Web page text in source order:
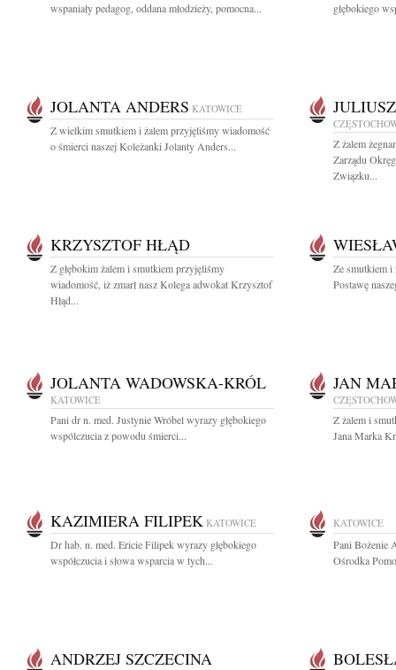
wspaniały pedagog, oddana młodzieży, pomocna...
głębokiego
JOLANTA ANDERS KATOWICE
Z wielkim smutkiem i żalem przyjęliśmy wiadomość
o śmierci naszej Koleżanki Jolanty Anders...
Z żalem
Zarządu
Związku...
KRZYSZTOF HŁĄD
Z głębokim żalem i smutkiem przyjęliśmy
wiadomość, iż zmarł nasz Kolega adwokat Krzysztof
Hłąd...
Ze smutkiem i
Postawę
JOLANTA WADOWSKA-KRÓL
KATOWICE
Pani dr n. med. Justynie Wróbel wyrazy głębokiego
wspólczucia z powodu śmierci...
JAN
Z żalem i
Jana Marka
KAZIMIERA FILIPEK KATOWICE
Dr hab. n. med. Ericie Filipek wyrazy głębokiego
współczucia i słowa wsparcia w tych...
KATOWICE
Pani Bożenie
Ośrodka
ANDRZEJ SZCZECINA